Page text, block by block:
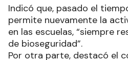
Indicó que, pasado el
permite nuevamente la
en las escuelas, “siempre
de bioseguridad”.
Por otra parte, destacó el